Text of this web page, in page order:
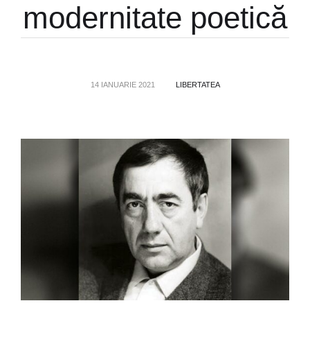
modernitate poetică
14 IANUARIE 2021 LIBERTATEA